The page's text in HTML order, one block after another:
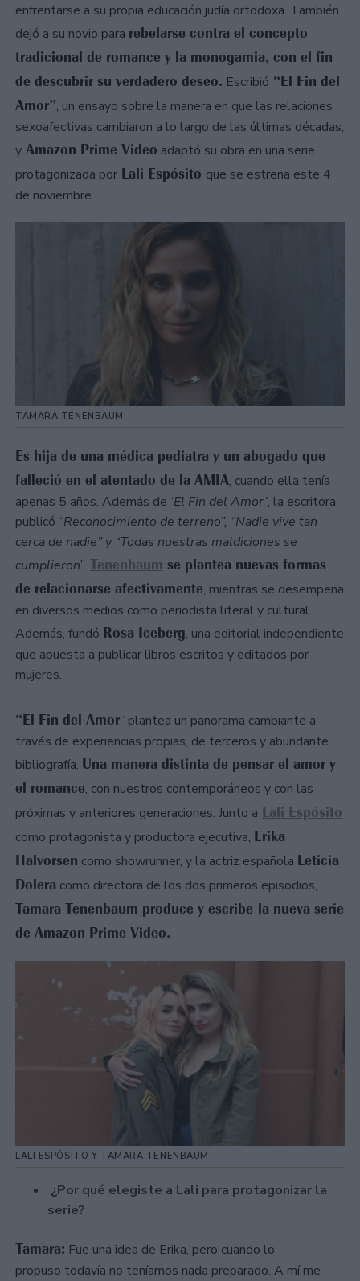
enfrentarse a su propia educación judía ortodoxa. También
dejó a su novio para rebelarse contra el concepto
tradicional de romance y la monogamia, con el fin
de descubrir su verdadero deseo. Escribió “El Fin del
Amor”, un ensayo sobre la manera en que las relaciones
sexoafectivas cambiaron a lo largo de las últimas décadas,
y Amazon Prime Video adaptó su obra en una serie
protagonizada por Lali Espósito que se estrena este 4
de noviembre.
TAMARA TENENBAUM
Es hija de una médica pediatra y un abogado que
falleció en el atentado de la AMIA, cuando ella tenía
apenas 5 años. Además de ‘El Fin del Amor’, la escritora
publicó “Reconocimiento de terreno”, “Nadie vive tan
cerca de nadie” y “Todas nuestras maldiciones se
cumplieron”. Tenenbaum se plantea nuevas formas
de relacionarse afectivamente, mientras se desempeña
en diversos medios como periodista literal y cultural.
Además, fundó Rosa Iceberg, una editorial independiente
que apuesta a publicar libros escritos y editados por
mujeres.
“El Fin del Amor” plantea un panorama cambiante a
través de experiencias propias, de terceros y abundante
bibliografía. Una manera distinta de pensar el amor y
el romance, con nuestros contemporáneos y con las
próximas y anteriores generaciones. Junto a Lali Espósito
como protagonista y productora ejecutiva, Erika
Halvorsen como showrunner, y la actriz española Leticia
Dolera como directora de los dos primeros episodios,
Tamara Tenenbaum produce y escribe la nueva serie
de Amazon Prime Video.
LALI ESPÓSITO Y TAMARA TENENBAUM
¿Por qué elegiste a Lali para protagonizar la
serie?
Tamara: Fue una idea de Erika, pero cuando lo
propuso todavía no teníamos nada preparado. A mí me